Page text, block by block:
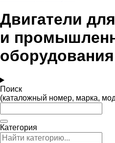
Двигатели
и
оборудования
Поиск
(каталожный номер, марка,
Категория